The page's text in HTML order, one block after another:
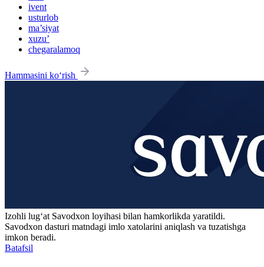
ivent
usturlob
ma’siyat
xuzu’
chegaralamoq
Hammasini ko‘rish
Izohli lugʻat Savodxon loyihasi bilan hamkorlikda yaratildi.
Savodxon dasturi matndagi imlo xatolarini aniqlash va tuzatishga
imkon beradi.
Batafsil